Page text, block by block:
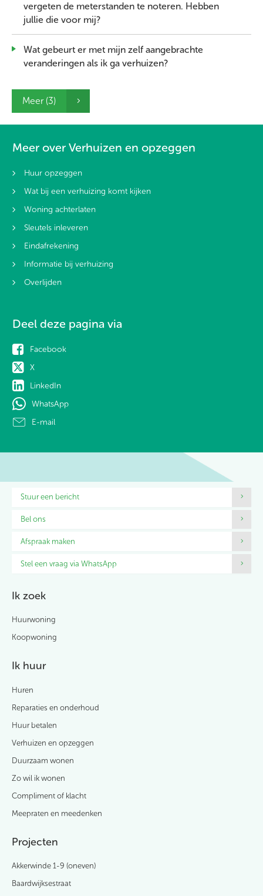
vergeten de meterstanden te noteren. Hebben
jullie die voor mij?
Wat gebeurt er met mijn zelf aangebrachte
veranderingen als ik ga verhuizen?
Meer (3)
Meer over Verhuizen en opzeggen
Huur opzeggen
Wat bij een verhuizing komt kijken
Woning achterlaten
Sleutels inleveren
Eindafrekening
Informatie bij verhuizing
Overlijden
Deel deze pagina via
Facebook
X
LinkedIn
WhatsApp
E-mail
Contactinformatie
Stuur een bericht
Bel ons
Afspraak maken
Stel een vraag via WhatsApp
Ik zoek
Huurwoning
Koopwoning
Ik huur
Huren
Reparaties en onderhoud
Huur betalen
Verhuizen en opzeggen
Duurzaam wonen
Zo wil ik wonen
Compliment of klacht
Meepraten en meedenken
Projecten
Akkerwinde 1-9 (oneven)
Baardwijksestraat